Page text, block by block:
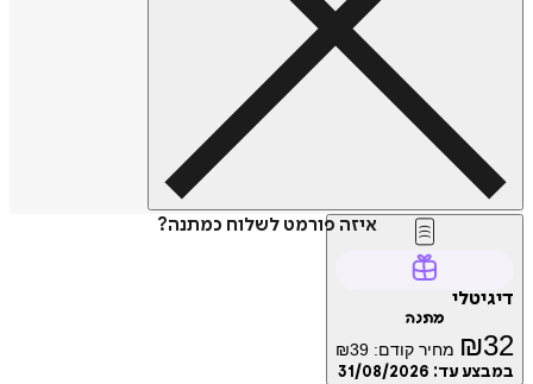
איזה פורמט לשלוח כמתנה?
דיגיטלי
מתנה
₪32 מחיר קודם: ₪39
במבצע עד: 31/08/2026